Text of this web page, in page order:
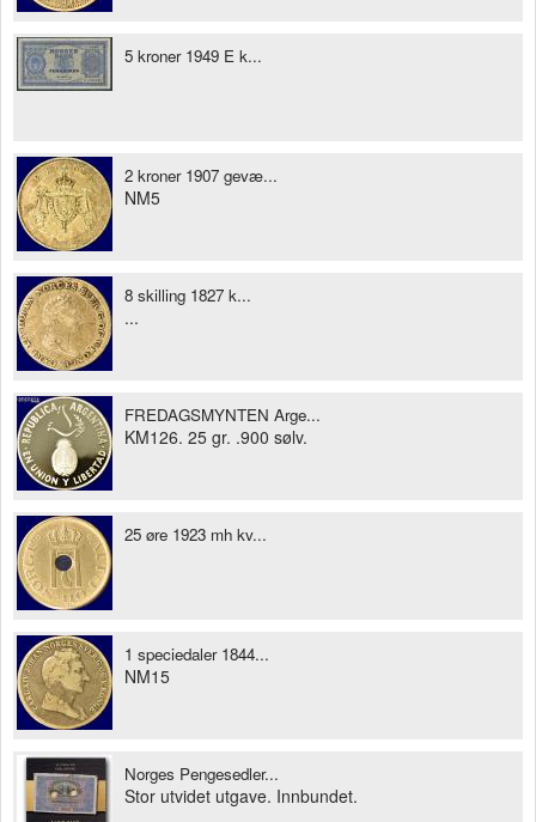
5 kroner 1949 E k...
2 kroner 1907 gevæ...
NM5
8 skilling 1827 k...
...
FREDAGSMYNTEN Arge...
KM126. 25 gr. .900 sølv.
25 øre 1923 mh kv...
1 speciedaler 1844...
NM15
Norges Pengesedler...
Stor utvidet utgave. Innbundet.